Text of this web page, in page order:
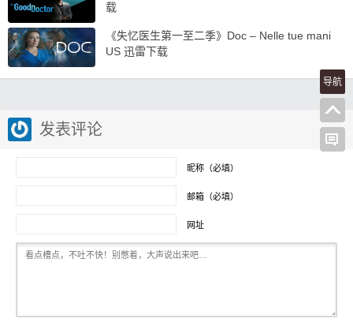
载
《失忆医生第一至二季》Doc – Nelle tue mani
US 迅雷下载
发表评论
昵称（必填）
邮箱（必填）
网址
导航